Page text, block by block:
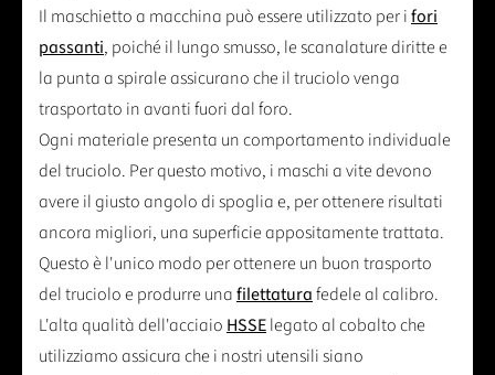
Il maschietto a macchina può essere utilizzato per ifori
passanti, poiché il lungo smusso, le scanalature diritte e
la punta a spirale assicurano che il truciolo venga
trasportato in avanti fuori dal foro.
Ogni materiale presenta un comportamento individuale
del truciolo. Per questo motivo, i maschi a vite devono
avere il giusto angolo di spoglia e, per ottenere risultati
ancora migliori, una superficie appositamente trattata.
Questo è l'unico modo per ottenere un buon trasporto
del truciolo e produrre unafilettaturafedele al calibro.
L'alta qualità dell'acciaioHSSElegato al cobalto che
utilizziamo assicura che i nostri utensili siano